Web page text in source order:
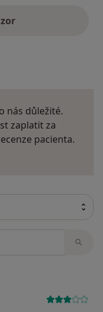
nás důležité.
zaplatit za
pacienta.